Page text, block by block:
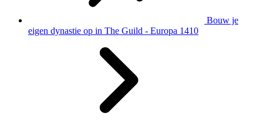
Bouw je
eigen dynastie op in The Guild - Europa 1410